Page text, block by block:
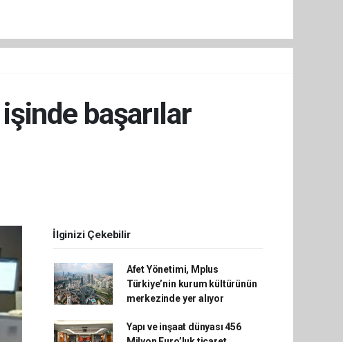
başarılar
İlginizi Çekebilir
Afet Yönetimi, Mplus
Türkiye’nin kurum kültürünün
merkezinde yer alıyor
Yapı ve inşaat dünyası 456